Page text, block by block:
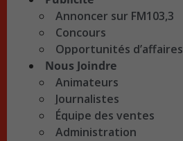
Annoncer sur FM103,3
Concours
Opportunités d’affaires
Nous Joindre
Animateurs
Journalistes
Équipe des ventes
Administration